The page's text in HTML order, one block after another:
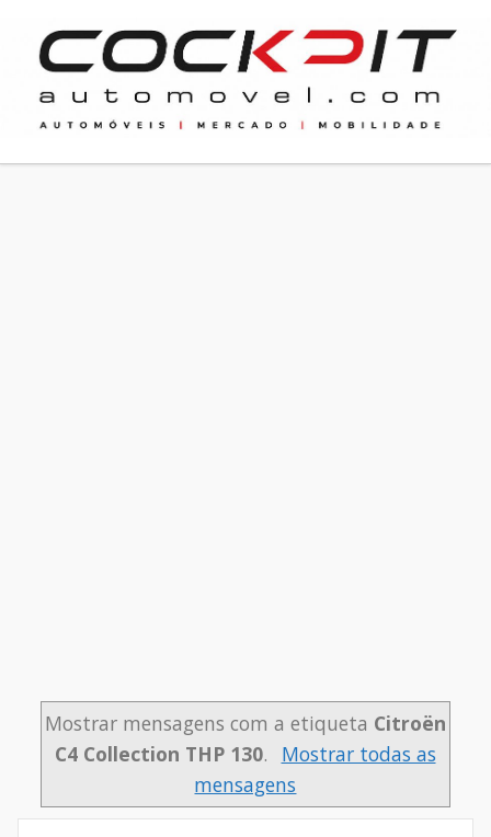
Mostrar mensagens com a etiqueta Citroën
C4 Collection THP 130.
Mostrar todas as
mensagens